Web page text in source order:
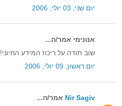
יום שני, 03 יולי, 2006
אנונימי אמר/ה...
שוב תודה על ריכוז המידע החיוני!
יום ראשון, 09 יולי, 2006
Nir Sagiv אמר/ה...